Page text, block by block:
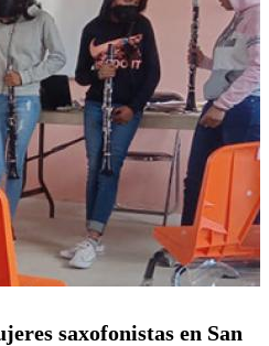
saxofonistas en San